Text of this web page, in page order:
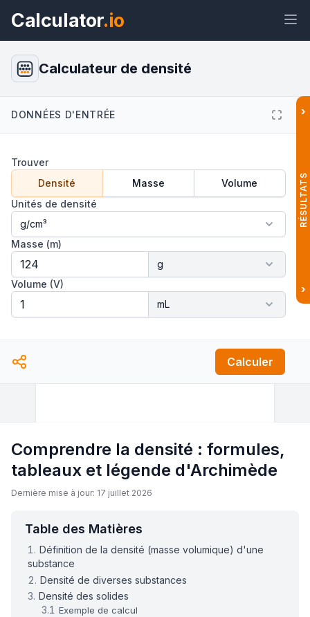
Calculator.io
Widget
Calculateur de densité
DONNÉES D'ENTRÉE
Trouver
Densité
Masse
Volume
Unités de densité
Masse (m)
Volume (V)
Calculer
›
RÉSULTATS
›
Comprendre la densité : formules,
tableaux et légende d'Archimède
Dernière mise à jour: 17 juillet 2026
Table des Matières
Définition de la densité (masse volumique) d'une
substance
Densité de diverses substances
Densité des solides
Exemple de calcul